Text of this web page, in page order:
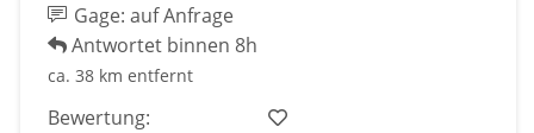
Gage: auf Anfrage
Antwortet binnen 8h
ca. 38 km entfernt
Bewertung: